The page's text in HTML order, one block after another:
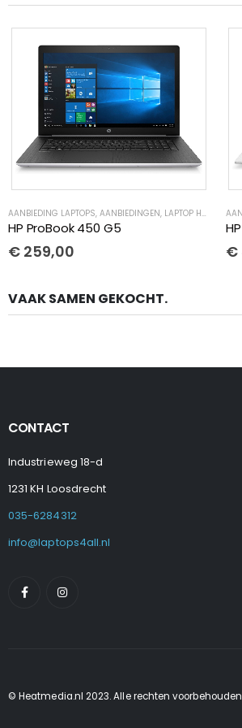
AANBIEDING LAPTOPS, AANBIEDINGEN, LAPTOP HP GEBRUIKT
HP ProBook 450 G5
€ 259,00 €
VAAK SAMEN GEKOCHT.
CONTACT
Industrieweg 18-d
1231 KH Loosdrecht
035-6284312
info@laptops4all.nl
© Heatmedia.nl 2023. Alle rechten voorbehouden